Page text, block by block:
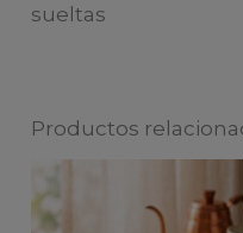
sueltas
Productos